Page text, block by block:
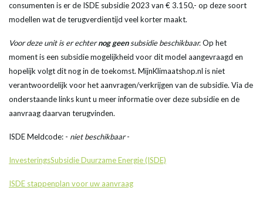
consumenten is er de ISDE subsidie 2023 van € 3.150,- op deze soort
modellen wat de terugverdientijd veel korter maakt.
Voor deze unit is er echternog geensubsidie beschikbaar.Op het
moment is een subsidie mogelijkheid voor dit model aangevraagd en
hopelijk volgt dit nog in de toekomst. MijnKlimaatshop.nl is niet
verantwoordelijk voor het aanvragen/verkrijgen van de subsidie. Via de
onderstaande links kunt u meer informatie over deze subsidie en de
aanvraag daarvan terugvinden.
ISDE Meldcode: - niet beschikbaar-
InvesteringsSubsidie Duurzame Energie (ISDE)
ISDE stappenplan voor uw aanvraag